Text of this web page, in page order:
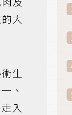
大
生
、
入